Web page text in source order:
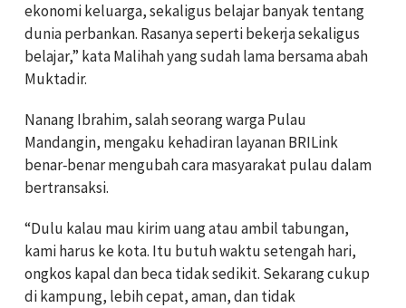
ekonomi keluarga, sekaligus belajar banyak tentang
dunia perbankan. Rasanya seperti bekerja sekaligus
belajar,” kata Malihah yang sudah lama bersama abah
Muktadir.
Nanang Ibrahim, salah seorang warga Pulau
Mandangin, mengaku kehadiran layanan BRILink
benar‑benar mengubah cara masyarakat pulau dalam
bertransaksi.
“Dulu kalau mau kirim uang atau ambil tabungan,
kami harus ke kota. Itu butuh waktu setengah hari,
ongkos kapal dan beca tidak sedikit. Sekarang cukup
di kampung, lebih cepat, aman, dan tidak